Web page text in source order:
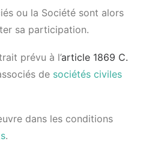
ou la Société sont alors
sa participation.
prévu à l’article 1869 C.
de sociétés civiles
dans les conditions
.